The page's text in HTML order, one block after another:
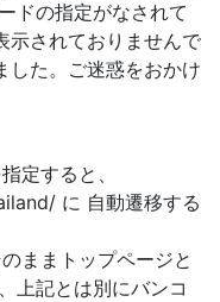
ドの指定がなされて
示されておりませんで
した。ご迷惑をおかけ
すると、
に 自動遷移する
ままトップページと
上記とは別にバンコ